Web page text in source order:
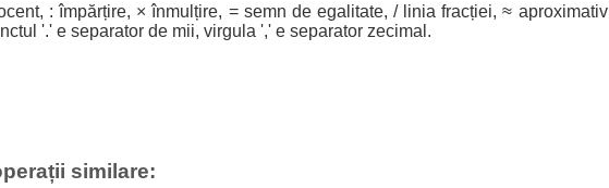
: împărțire, × înmulțire, = semn de egalitate, / linia fracției, ≈ aproximativ
'.' e separator de mii, virgula ',' e separator zecimal.
similare: